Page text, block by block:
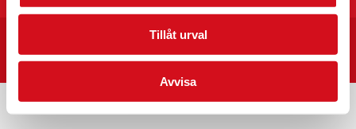
Tillåt urval
Avvisa
INTEGRITET/VILLKOR